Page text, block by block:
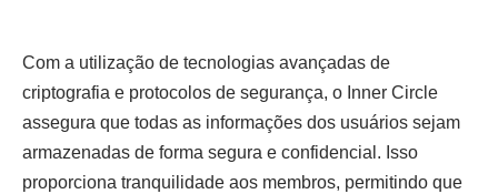
Com a utilização de tecnologias avançadas de
criptografia e protocolos de segurança, o Inner Circle
assegura que todas as informações dos usuários sejam
armazenadas de forma segura e confidencial. Isso
proporciona tranquilidade aos membros, permitindo que